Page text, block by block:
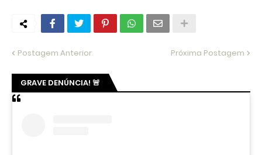
Postagem Anterior Próxima Postagem
GRAVE DENÚNCIA! 🚨